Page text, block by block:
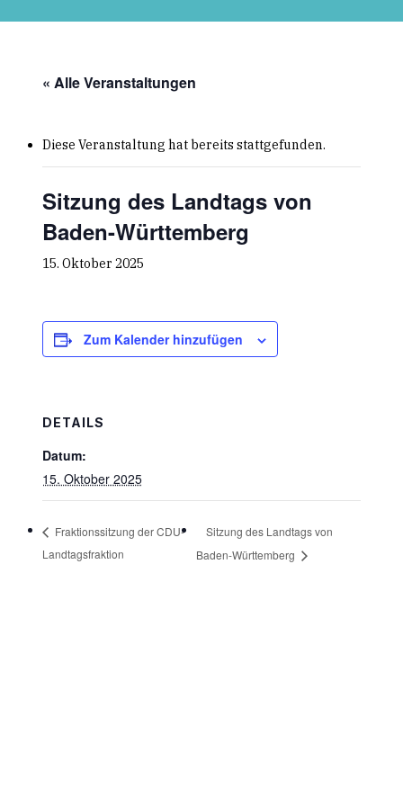
« Alle Veranstaltungen
Diese Veranstaltung hat bereits stattgefunden.
Sitzung des Landtags von
Baden-Württemberg
15. Oktober 2025
Zum Kalender hinzufügen
DETAILS
Datum:
15. Oktober 2025
Fraktionssitzung der CDU-
Landtagsfraktion
Sitzung des Landtags von
Baden-Württemberg